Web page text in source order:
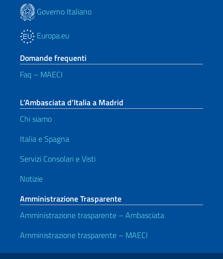
Governo Italiano
Europa.eu
Domande frequenti
Faq – MAECI
L’Ambasciata d’Italia a Madrid
Chi siamo
Italia e Spagna
Servizi Consolari e Visti
Notizie
Amministrazione Trasparente
Amministrazione trasparente – Ambasciata
Amministrazione trasparente – MAECI